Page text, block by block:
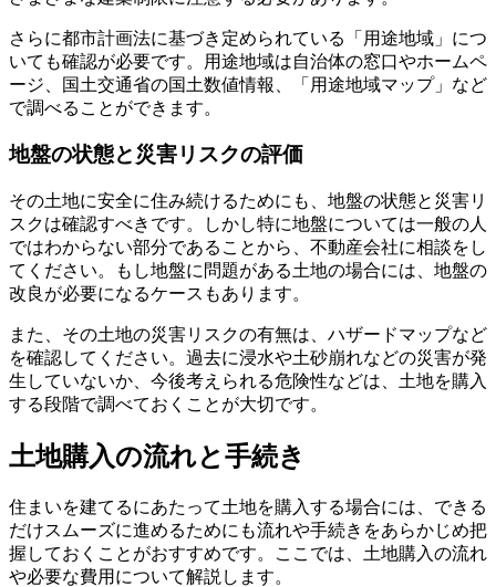
さらに都市計画法に基づき定められている「用途地域」につ
いても確認が必要です。用途地域は自治体の窓口やホームペ
ージ、国土交通省の国土数値情報、「用途地域マップ」など
で調べることができます。
地盤の状態と災害リスクの評価
その土地に安全に住み続けるためにも、 地盤の状態と災害リ
スクは確認すべき です。しかし特に地盤については一般の人
ではわからない部分であることから、不動産会社に相談をし
てください。もし地盤に問題がある土地の場合には、地盤の
改良が必要になるケースもあります。
また、その土地の災害リスクの有無は、ハザードマップなど
を確認してください。過去に浸水や土砂崩れなどの災害が発
生していないか、今後考えられる危険性などは、土地を購入
する段階で調べておくことが大切です。
土地購入の流れと手続き
住まいを建てるにあたって土地を購入する場合には、できる
だけスムーズに進めるためにも流れや手続きをあらかじめ把
握しておくことがおすすめです。ここでは、土地購入の流れ
や必要な費用について解説します。